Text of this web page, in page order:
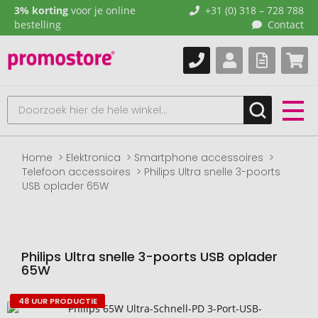
3% korting voor je online
bestelling
+31 (0) 318 – 728 788
Contact
Home Elektronica
Smartphone accessoires
Telefoon accessoires
Philips Ultra snelle 3-poorts
USB oplader 65W
Philips Ultra snelle 3-poorts USB oplader
65W
Naar
48 UUR PRODUCTIE